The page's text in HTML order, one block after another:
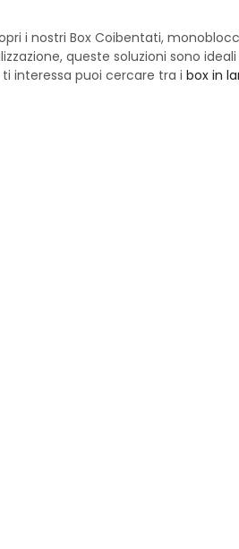
i nostri Box Coibentati,
queste soluzioni sono
interessa puoi cercare tra i box in